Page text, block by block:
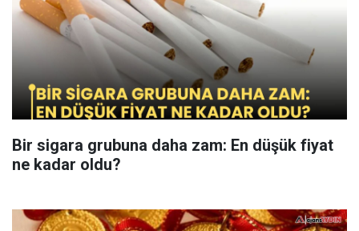
Bir sigara grubuna daha zam: En düşük fiyat
ne kadar oldu?